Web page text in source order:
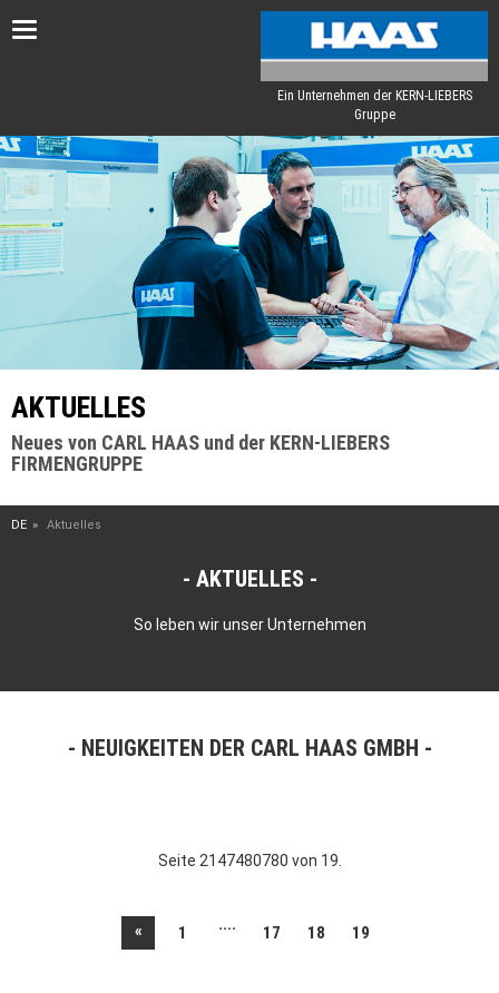
Toggle
Ein Unternehmen der KERN-LIEBERS
Gruppe
AKTUELLES
Neues von CARL HAAS und der KERN-LIEBERS
FIRMENGRUPPE
DE Aktuelles
AKTUELLES
So leben wir unser Unternehmen
NEUIGKEITEN DER CARL HAAS GMBH
Seite 2147480780 von 19.
« 1 .... 17 18 19